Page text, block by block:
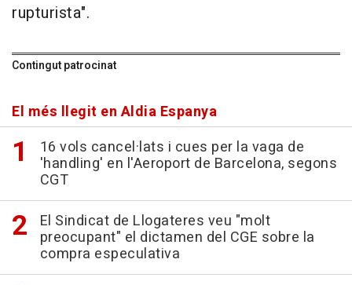
rupturista".
Contingut patrocinat
El més llegit en Aldia Espanya
16 vols cancel·lats i cues per la vaga de
'handling' en l'Aeroport de Barcelona, segons
CGT
El Sindicat de Llogateres veu "molt
preocupant" el dictamen del CGE sobre la
compra especulativa